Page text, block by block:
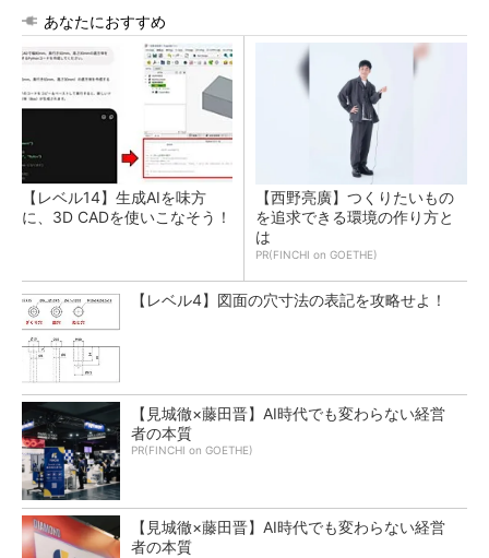
あなたにおすすめ
【レベル14】生成AIを味方
に、3D CADを使いこなそう！
【西野亮廣】つくりたいもの
を追求できる環境の作り方と
は
PR(FINCHI on GOETHE)
【レベル4】図面の穴寸法の表記を攻略せよ！
【見城徹×藤田晋】AI時代でも変わらない経営
者の本質
PR(FINCHI on GOETHE)
【見城徹×藤田晋】AI時代でも変わらない経営
者の本質